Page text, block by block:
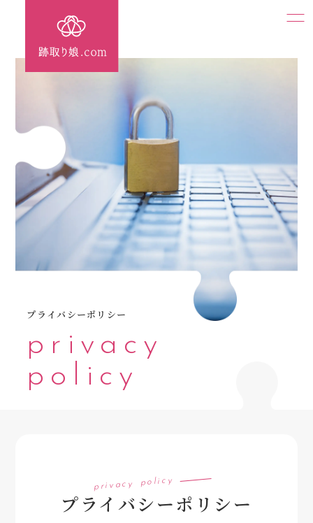
プライバシーポリシー
privacy
policy
privacy policy
プライバシーポリシー